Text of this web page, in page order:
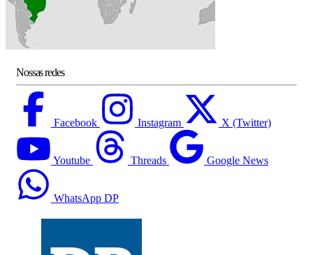
Nossas redes
Facebook Instagram X (Twitter)
Youtube Threads Google News
WhatsApp DP